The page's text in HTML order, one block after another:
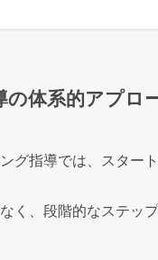
体系的アプロ
グ指導では、スター
く、段階的なステッ